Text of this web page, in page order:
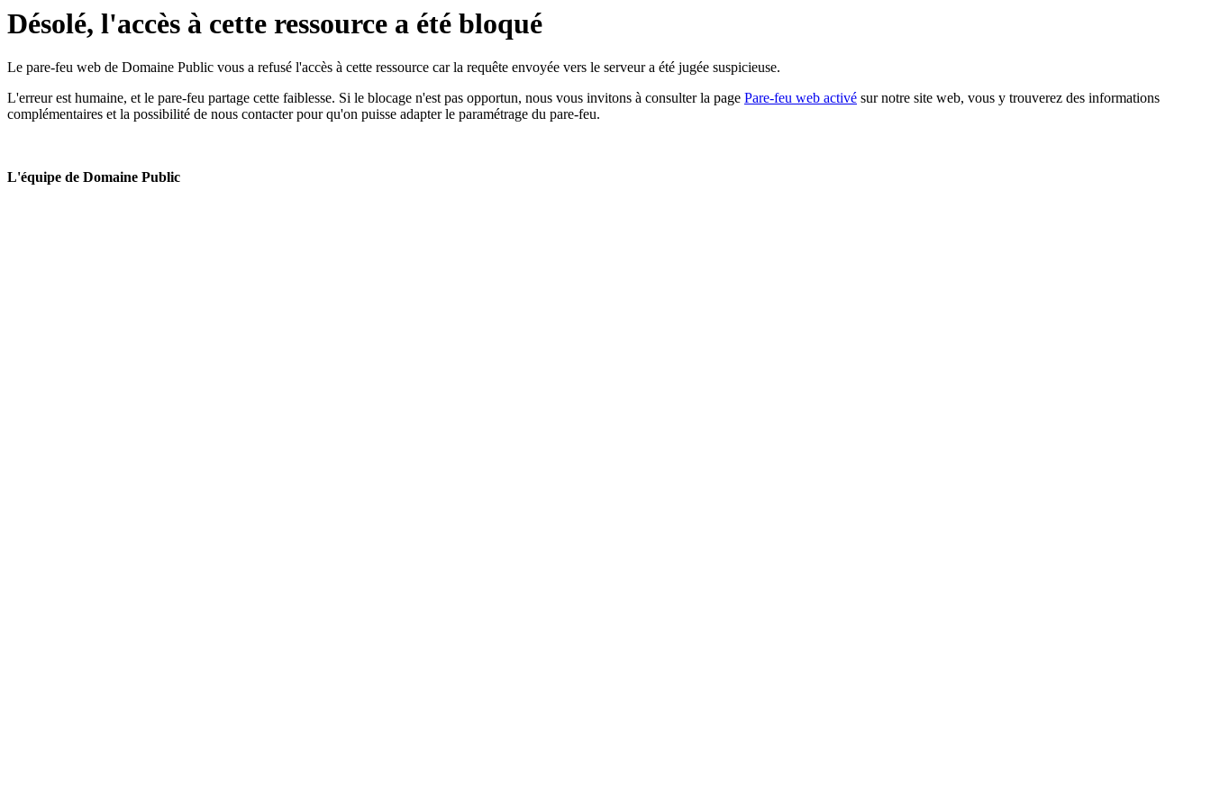
Désolé, l'accès à cette ressource a été bloqué
Le pare-feu web de Domaine Public vous a refusé l'accès à cette ressource car la requête envoyée vers le serveur a été jugée suspicieuse.
L'erreur est humaine, et le pare-feu partage cette faiblesse. Si le blocage n'est pas opportun, nous vous invitons à consulter la page Pare-feu web activé sur notre site web, vous y trouverez des informations
complémentaires et la possibilité de nous contacter pour qu'on puisse adapter le paramétrage du pare-feu.
L'équipe de Domaine Public